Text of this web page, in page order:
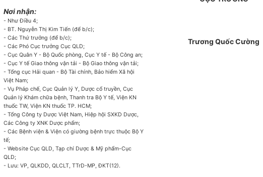
Nơi nhận:
- Như Điều 4;
- BT. Nguyễn Thị Kim Tiến (để b/c);
- Các Thứ trưởng (để b/c);
- Các Phó Cục trưởng Cục QLD;
- Cục Quân Y - Bộ Quốc phòng, Cục Y tế - Bộ Công an;
- Cục Y tế Giao thông vận tải - Bộ Giao thông vận tải;
- Tổng cục Hải quan - Bộ Tài chính, Bảo hiểm Xã hội
Việt Nam;
- Vụ Pháp chế, Cục Quản lý Y, Dược cổ truyền, Cục
Quản lý Khám chữa bệnh, Thanh tra Bộ Y tế, Viện KN
thuốc TW, Viện KN thuốc TP. HCM;
- Tổng Công ty Dược Việt Nam, Hiệp hội SXKD Dược,
Các Công ty XNK Dược phẩm;
- Các Bệnh viện & Viện có giường bệnh trực thuộc Bộ Y
tế;
- Website Cục QLD, Tạp chí Dược & Mỹ phẩm-Cục
QLD;
- Lưu: VP, QLKDD, QLCLT, TTrD-MP, ĐKT(12).
Trương Quốc Cường